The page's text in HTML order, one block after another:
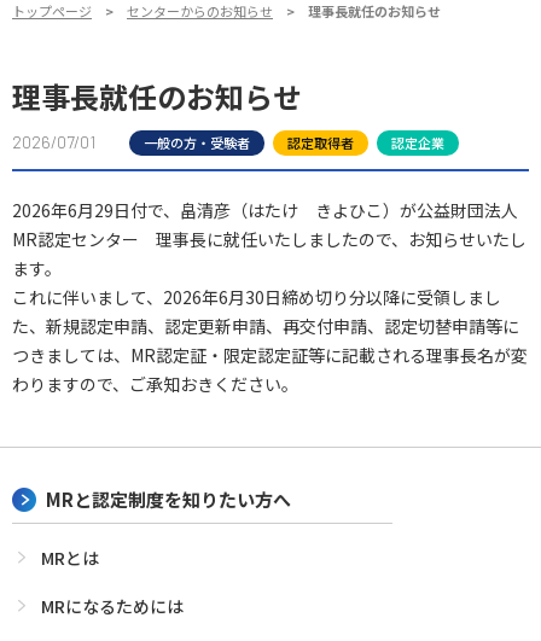
トップページ センターからのお知らせ 理事長就任のお知らせ
理事長就任のお知らせ
2026/07/01 一般の方・受験者 認定取得者 認定企業
2026年6月29日付で、畠清彦（はたけ きよひこ）が公益財団法人
MR認定センター 理事長に就任いたしましたので、お知らせいたし
ます。
これに伴いまして、2026年6月30日締め切り分以降に受領しまし
た、新規認定申請、認定更新申請、再交付申請、認定切替申請等に
つきましては、MR認定証・限定認定証等に記載される理事長名が変
わりますので、ご承知おきください。
MRと認定制度を知りたい方へ
MRとは
MRになるためには